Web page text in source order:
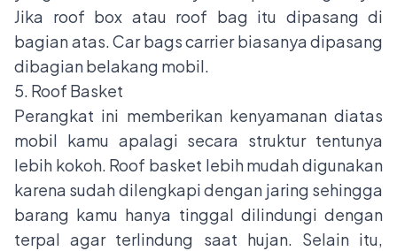
Jika roof box atau roof bag itu dipasang di
bagian atas. Car bags carrier biasanya dipasang
dibagian belakang mobil.
5. Roof Basket
Perangkat ini memberikan kenyamanan diatas
mobil kamu apalagi secara struktur tentunya
lebih kokoh. Roof basket lebih mudah digunakan
karena sudah dilengkapi dengan jaring sehingga
barang kamu hanya tinggal dilindungi dengan
terpal agar terlindung saat hujan. Selain itu,